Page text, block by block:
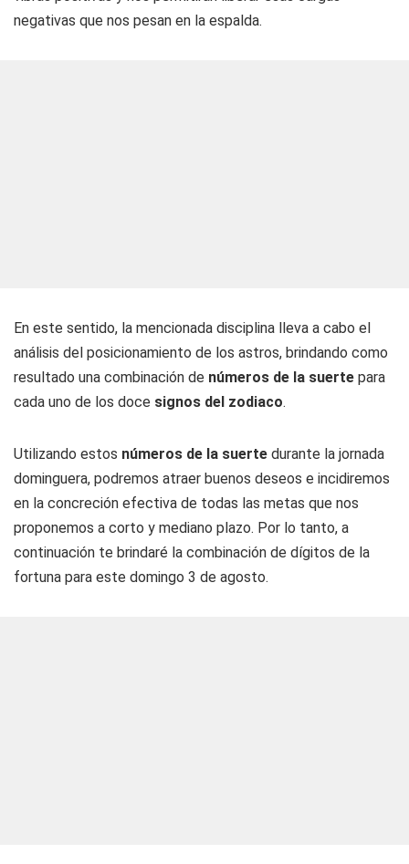
negativas que nos pesan en la espalda.
En este sentido, la mencionada disciplina lleva a cabo el
análisis del posicionamiento de los astros, brindando como
resultado una combinación de números de la suerte para
cada uno de los doce signos del zodiaco.
Utilizando estos números de la suerte durante la jornada
dominguera, podremos atraer buenos deseos e incidiremos
en la concreción efectiva de todas las metas que nos
proponemos a corto y mediano plazo. Por lo tanto, a
continuación te brindaré la combinación de dígitos de la
fortuna para este domingo 3 de agosto.